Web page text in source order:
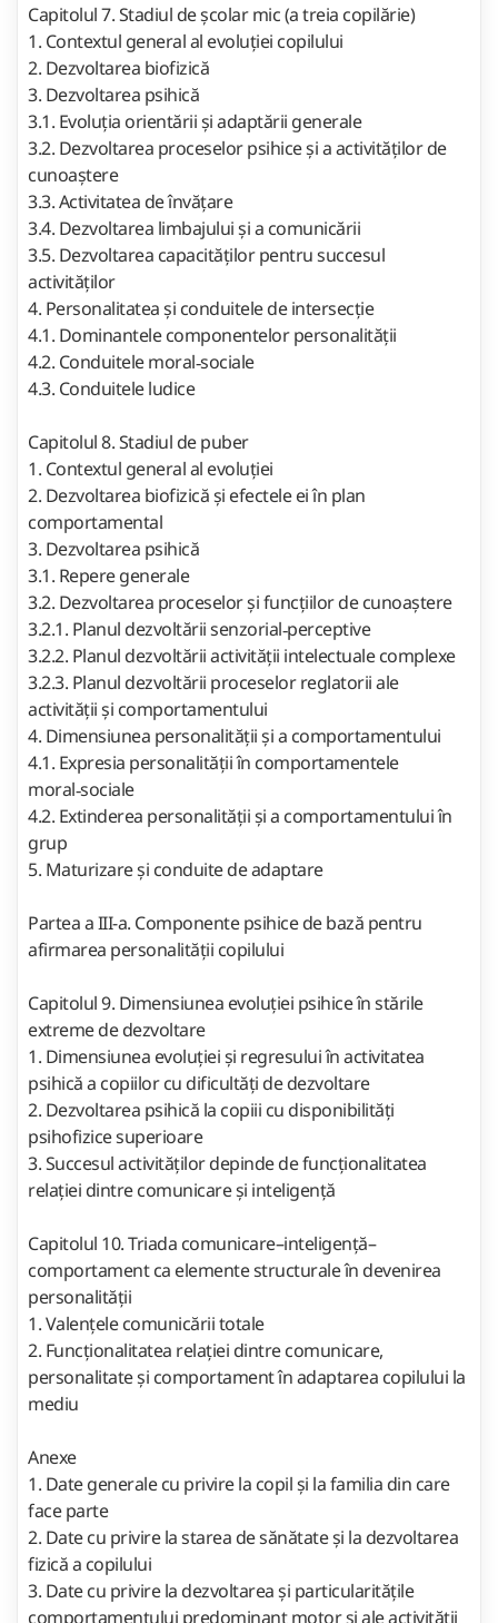
Capitolul 7. Stadiul de școlar mic (a treia copilărie)
1. Contextul general al evoluției copilului
2. Dezvoltarea biofizică
3. Dezvoltarea psihică
3.1. Evoluția orientării și adaptării generale
3.2. Dezvoltarea proceselor psihice și a activităților de
cunoaștere
3.3. Activitatea de învățare
3.4. Dezvoltarea limbajului și a comunicării
3.5. Dezvoltarea capacităților pentru succesul
activităților
4. Personalitatea și conduitele de intersecție
4.1. Dominantele componentelor personalității
4.2. Conduitele moral‑sociale
4.3. Conduitele ludice
Capitolul 8. Stadiul de puber
1. Contextul general al evoluției
2. Dezvoltarea biofizică și efectele ei în plan
comportamental
3. Dezvoltarea psihică
3.1. Repere generale
3.2. Dezvoltarea proceselor și funcțiilor de cunoaștere
3.2.1. Planul dezvoltării senzorial‑perceptive
3.2.2. Planul dezvoltării activității intelectuale complexe
3.2.3. Planul dezvoltării proceselor reglatorii ale
activității și comportamentului
4. Dimensiunea personalității și a comportamentului
4.1. Expresia personalității în comportamentele
moral‑sociale
4.2. Extinderea personalității și a comportamentului în
grup
5. Maturizare și conduite de adaptare
Partea a III-a. Componente psihice de bază pentru
afirmarea personalității copilului
Capitolul 9. Dimensiunea evoluției psihice în stările
extreme de dezvoltare
1. Dimensiunea evoluției și regresului în activitatea
psihică a copiilor cu dificultăți de dezvoltare
2. Dezvoltarea psihică la copiii cu disponibilități
psihofizice superioare
3. Succesul activităților depinde de funcționalitatea
relației dintre comunicare și inteligență
Capitolul 10. Triada comunicare–inteligență–
comportament ca elemente structurale în devenirea
personalității
1. Valențele comunicării totale
2. Funcționalitatea relației dintre comunicare,
personalitate și comportament în adaptarea copilului la
mediu
Anexe
1. Date generale cu privire la copil și la familia din care
face parte
2. Date cu privire la starea de sănătate și la dezvoltarea
fizică a copilului
3. Date cu privire la dezvoltarea și particularitățile
comportamentului predominant motor și ale activității